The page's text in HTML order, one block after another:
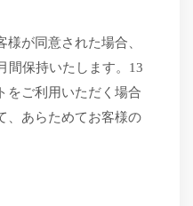
が同意された場合、
間保持いたします。13
をご利用いただく場合
、あらためてお客様の